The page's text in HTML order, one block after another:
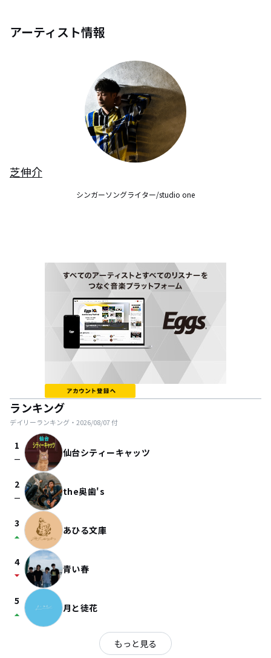
アーティスト情報
芝伸介
シンガーソングライター/studio one
ランキング
デイリーランキング・ 2026/08/07付
1
check_indeterminate_small 仙台シティーキャッツ
2
check_indeterminate_small the奥歯's
3
arrow_drop_up あひる文庫
4
arrow_drop_down 青い春
5
arrow_drop_up 月と徒花
もっと見る